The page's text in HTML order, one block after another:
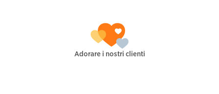
Adorare i nostri clienti